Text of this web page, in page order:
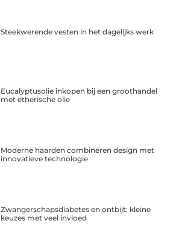
Steekwerende vesten in het dagelijks werk
Eucalyptusolie inkopen bij een groothandel
met etherische olie
Moderne haarden combineren design met
innovatieve technologie
Zwangerschapsdiabetes en ontbijt: kleine
keuzes met veel invloed